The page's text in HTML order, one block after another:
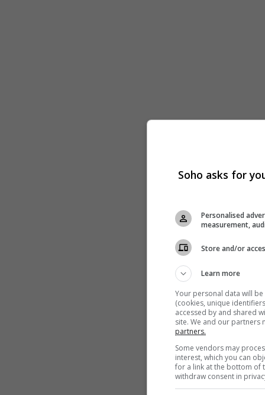
Soho asks for
Personalised
measurement,
Store and/or
Learn more
Your personal data will
(cookies, unique
accessed by and shared
site. We and our partners
partners.
Some vendors may
interest, which you can
for a link at the bottom of
withdraw consent in